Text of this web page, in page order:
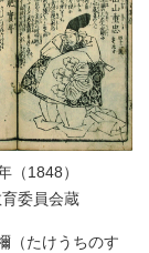
1848）
委員会蔵
（たけうちのす